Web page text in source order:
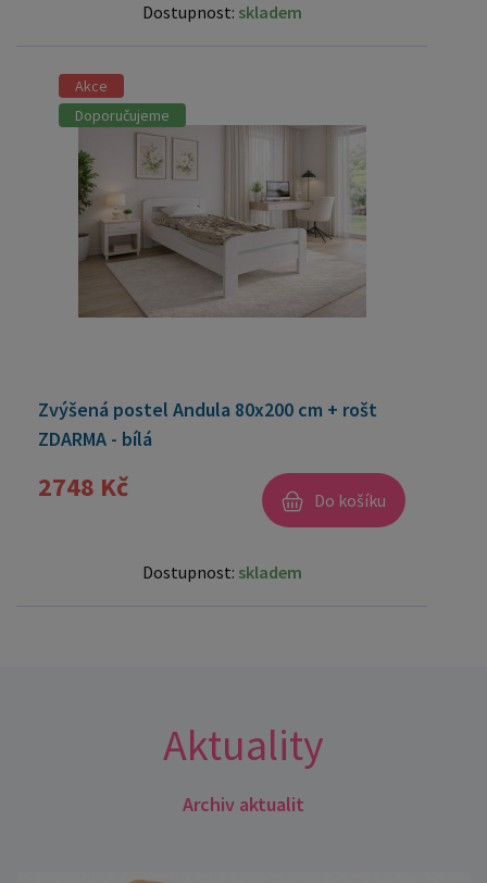
Dostupnost: skladem
Akce
Doporučujeme
Zvýšená postel Andula 80x200 cm + rošt
ZDARMA - bílá
2748 Kč Do košíku
Dostupnost: skladem
Aktuality
Archiv aktualit